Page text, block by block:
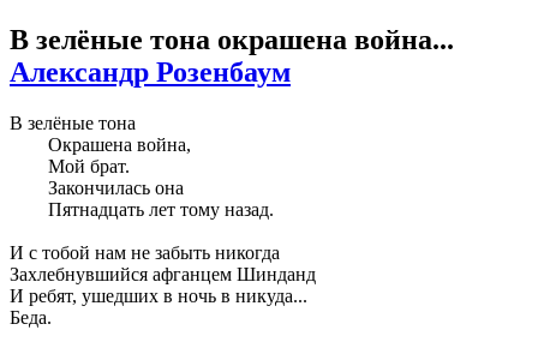
В зелёные тона окрашена война...
Александр Розенбаум
В зелёные тона
Окрашена война,
Мой брат.
Закончилась она
Пятнадцать лет тому назад.
И с тобой нам не забыть никогда
Захлебнувшийся афганцем Шинданд
И ребят, ушедших в ночь в никуда...
Беда.